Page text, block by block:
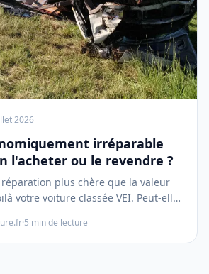
2026
irréparable
l'acheter ou le revendre ?
plus chère que la valeur
votre voiture classée VEI. Peut-elle
VEI dissimulé ? Le guide
·5 min de lecture